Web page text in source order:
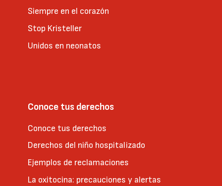
Siempre en el corazón
Stop Kristeller
Unidos en neonatos
Conoce tus derechos
Conoce tus derechos
Derechos del niño hospitalizado
Ejemplos de reclamaciones
La oxitocina: precauciones y alertas